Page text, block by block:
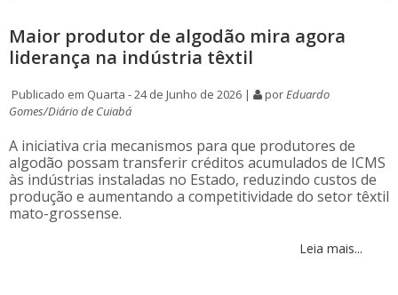
Maior produtor de algodão mira agora
liderança na indústria têxtil
Publicado em Quarta - 24 de Junho de 2026 | por Eduardo
Gomes/Diário de Cuiabá
A iniciativa cria mecanismos para que produtores de
algodão possam transferir créditos acumulados de ICMS
às indústrias instaladas no Estado, reduzindo custos de
produção e aumentando a competitividade do setor têxtil
mato-grossense.
Leia mais...